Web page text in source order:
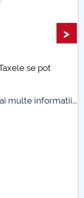
se pot
multe informatii...
>